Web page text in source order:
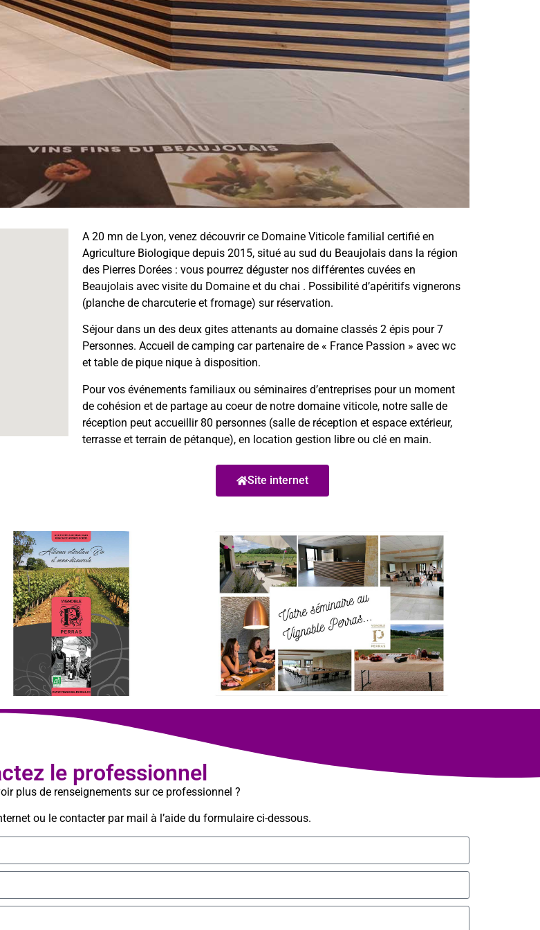
A 20 mn de Lyon, venez découvrir ce Domaine Viticole familial certifié en
Agriculture Biologique depuis 2015, situé au sud du Beaujolais dans la région
des Pierres Dorées : vous pourrez déguster nos différentes cuvées en
Beaujolais avec visite du Domaine et du chai . Possibilité d’apéritifs vignerons
(planche de charcuterie et fromage) sur réservation.
Séjour dans un des deux gites attenants au domaine classés 2 épis pour 7
Personnes. Accueil de camping car partenaire de « France Passion » avec wc
et table de pique nique à disposition.
Pour vos événements familiaux ou séminaires d’entreprises pour un moment
de cohésion et de partage au coeur de notre domaine viticole, notre salle de
réception peut accueillir 80 personnes (salle de réception et espace extérieur,
terrasse et terrain de pétanque), en location gestion libre ou clé en main.
Site internet
le professionnel
plus de renseignements sur ce professionnel ?
ou le contacter par mail à l’aide du formulaire ci-dessous.